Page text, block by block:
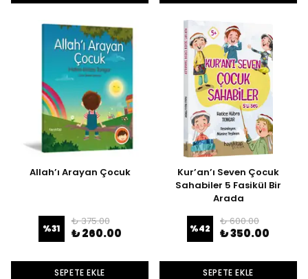
Allah’ı Arayan Çocuk
%31
₺ 375.00
₺ 260.00
SEPETE EKLE
Kur’an’ı Seven Çocuk
Sahabiler 5 Fasikül Bir
Arada
%42
₺ 600.00
₺ 350.00
SEPETE EKLE